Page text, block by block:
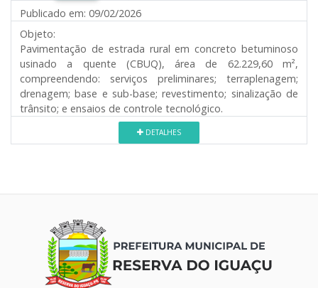
Publicado em: 09/02/2026
Objeto:
Pavimentação de estrada rural em concreto betuminoso
usinado a quente (CBUQ), área de 62.229,60 m²,
compreendendo: serviços preliminares; terraplenagem;
drenagem; base e sub-base; revestimento; sinalização de
trânsito; e ensaios de controle tecnológico.
DETALHES